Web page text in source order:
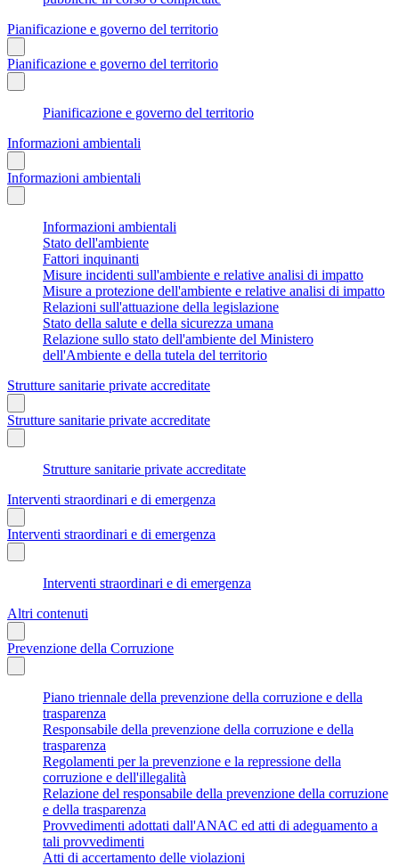
Pianificazione e governo del territorio
Pianificazione e governo del territorio
Pianificazione e governo del territorio
Informazioni ambientali
Informazioni ambientali
Informazioni ambientali
Stato dell'ambiente
Fattori inquinanti
Misure incidenti sull'ambiente e relative analisi di impatto
Misure a protezione dell'ambiente e relative analisi di impatto
Relazioni sull'attuazione della legislazione
Stato della salute e della sicurezza umana
Relazione sullo stato dell'ambiente del Ministero
dell'Ambiente e della tutela del territorio
Strutture sanitarie private accreditate
Strutture sanitarie private accreditate
Strutture sanitarie private accreditate
Interventi straordinari e di emergenza
Interventi straordinari e di emergenza
Interventi straordinari e di emergenza
Altri contenuti
Prevenzione della Corruzione
Piano triennale della prevenzione della corruzione e della
trasparenza
Responsabile della prevenzione della corruzione e della
trasparenza
Regolamenti per la prevenzione e la repressione della
corruzione e dell'illegalità
Relazione del responsabile della prevenzione della corruzione
e della trasparenza
Provvedimenti adottati dall'ANAC ed atti di adeguamento a
tali provvedimenti
Atti di accertamento delle violazioni